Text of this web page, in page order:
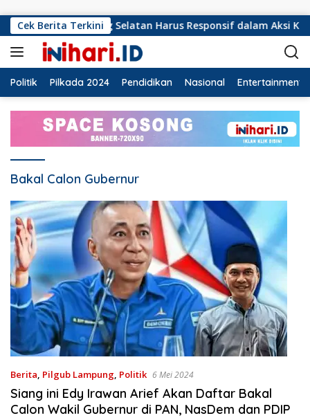
Cek Berita Terkini
Lampung Selatan Harus Responsif dalam Aksi
Politik Pilkada 2024 Pendidikan Nasional Entertainment
Bakal Calon Gubernur
Berita, Pilgub Lampung, Politik 6 Mei 2024
Siang ini Edy Irawan Arief Akan Daftar Bakal
Calon Wakil Gubernur di PAN, NasDem dan PDIP